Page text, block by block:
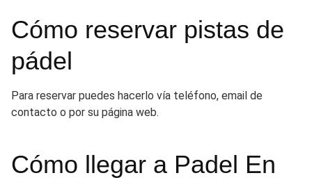
Cómo reservar pistas de
pádel
Para reservar puedes hacerlo vía teléfono, email de
contacto o por su página web.
Cómo llegar a Padel En